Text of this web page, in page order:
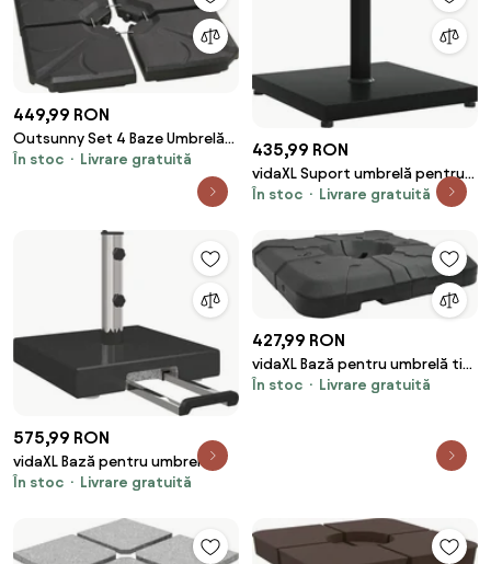
449,99 RON
Outsunny Set 4 Baze Umbrelă
Grădină din Plastic HDPE,
103x103x8.3 cm, Negru | Aosom
În stoc Livrare gratuită
435,99 RON
vidaXL Suport umbrelă pentru
stâlpi Ø32/38/48 mm, 18 kg,
În stoc Livrare gratuită
575,99 RON
vidaXL Bază pentru umbrelă
Negru 41 x 41 x 37 cm Granit
În stoc Livrare gratuită
427,99 RON
vidaXL Bază pentru umbrelă tip
cantilever Negru 88,5 x 88,5 x 12
În stoc Livrare gratuită